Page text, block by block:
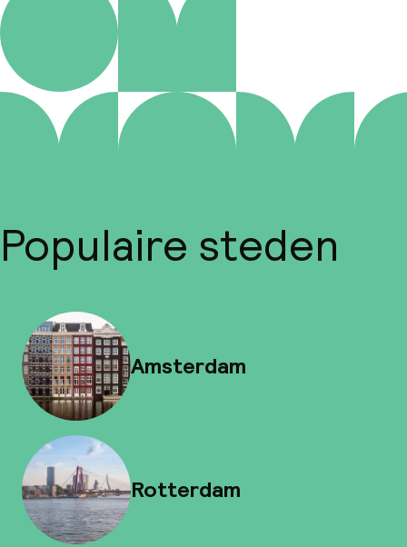
Populaire steden
Amsterdam
Rotterdam